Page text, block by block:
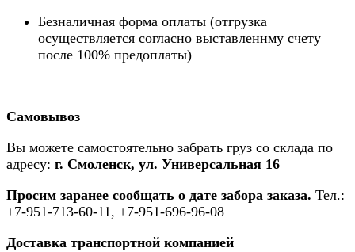
Безналичная форма оплаты (отгрузка
осуществляется согласно выставленнму счету
после 100% предоплаты)
Самовывоз
Вы можете самостоятельно забрать груз со склада по
адресу: г. Смоленск, ул. Универсальная 16
Просим заранее сообщать о дате забора заказа. Тел.:
+7-951-713-60-11, +7-951-696-96-08
Доставка транспортной компанией